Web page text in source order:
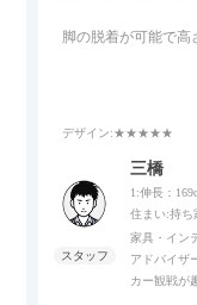
脚の脱着が可能で
また、補助テーブル
内部にもプリンタ
でテレビ台以外にも
サイドボードとして
また、扉は横方向へ
ペースを最小限に
デザイン:★★★★★
三橋
1:伸長：
住まい:持ち
家具・イン
アドバイザ
カー観戦が